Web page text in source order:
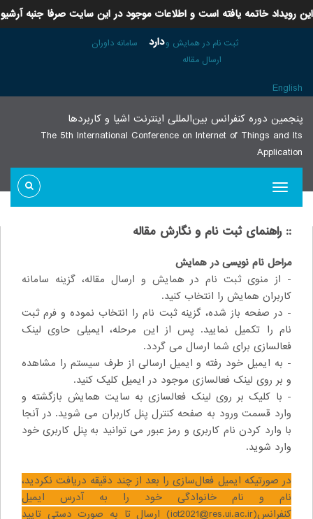
این رویداد خاتمه یافته است و اطلاعات موجود در این سایت صرفا جنبه آرشیو
داردثبت نام در همایش و
ارسال مقاله
سامانه داوران
English
پنجمين دوره كنفرانس بین‌المللی اينترنت اشيا و كاربردها
The 5th International Conference on Internet of Things and Its
Application
:: راهنمای ثبت نام و نگارش مقاله
مراحل نام نویسیدر همایش
- از منوی ثبت نام در همایش و ارسال مقاله، گزینه سامانه
کاربران همایش را انتخاب کنید.
- در صفحه باز شده، گزینه ثبت نام را انتخاب نموده و فرم ثبت
نام را تکمیل نمایید. پس از این مرحله، ایمیلی حاوی لینک
فعالسازی برای شما ارسال می گردد.
- به ایمیل خود رفته و ایمیل ارسالی از طرف سیستم را مشاهده
و بر روی لینک فعالسازی موجود در ایمیل کلیک کنید.
- با کلیک بر روی لینک فعالسازی به سایت همایش بازگشته و
وارد قسمت ورود به صفحه کنترل پنل کاربران می شوید. در آنجا
با وارد کردن نام کاربری و رمز عبور می توانید به پنل کاربری خود
وارد شوید.
در صورتیکه ایمیل فعالسازی را بعد از چند دقیقه دریافت نکردید،
نام و نام خانوادگی خود را به آدرس ایمیل
کنفرانس(iot2021@res.ui.ac.ir) ارسال تا به صورت دستی تایید